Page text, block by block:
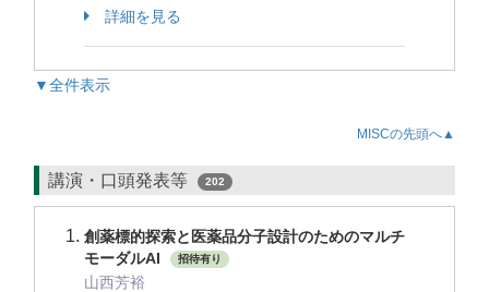
詳細を見る
▼全件表示
MISCの先頭へ▲
講演・口頭発表等 202
創薬標的探索と医薬品分子設計のためのマルチ
モーダルAI
招待有り
山西芳裕